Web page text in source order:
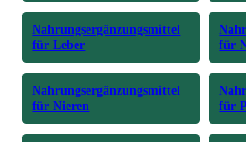
Nahrungsergänzungsmittel
für Leber
für
Nahrungsergänzungsmittel
für Nieren
für